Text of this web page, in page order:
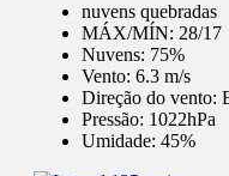
nuvens quebradas
MÁX/MÍN: 28/17
Nuvens: 75%
Vento: 6.3 m/s
Direção do vento:
Pressão: 1022hPa
Umidade: 45%